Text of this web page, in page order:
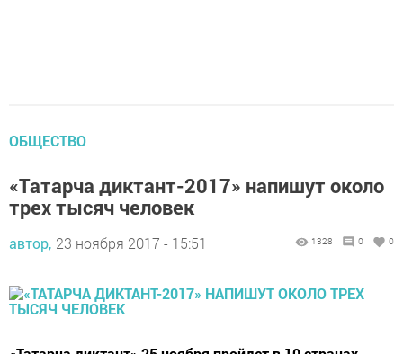
ОБЩЕСТВО
«Татарча диктант-2017» напишут около
трех тысяч человек
автор, 23 ноября 2017 - 15:51 1328 0 0